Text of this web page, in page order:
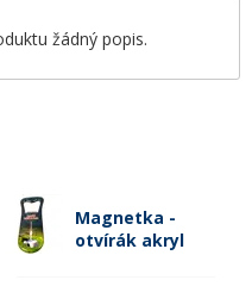
Magnetka -
otvírák akryl
žádný popis.